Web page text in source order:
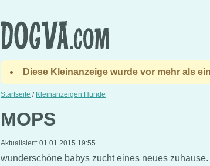
Diese Kleinanzeige wurde vor mehr als
Startseite / Kleinanzeigen Hunde
MOPS
Aktualisiert: 01.01.2015 19:55
wunderschöne babys zucht eines neues